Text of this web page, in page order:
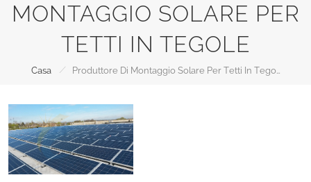
MONTAGGIO SOLARE PER
TETTI IN TEGOLE
Casa /